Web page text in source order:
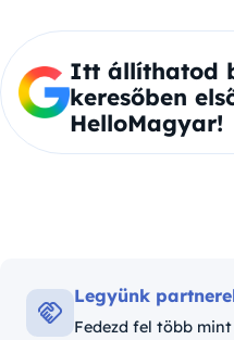
Itt állíthatod
keresőben
HelloMagyar!
Legyünk
Fedezd fel több